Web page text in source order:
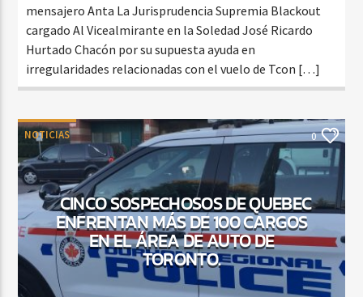
mensajero Anta La Jurisprudencia Supremia Blackout
cargado Al Vicealmirante en la Soledad José Ricardo
Hurtado Chacón por su supuesta ayuda en
irregularidades relacionadas con el vuelo de Tcon […]
NOTICIAS 0
CINCO SOSPECHOSOS DE QUEBEC
ENFRENTAN MÁS DE 100 CARGOS
EN EL ÁREA DE AUTO DE
TORONTO.